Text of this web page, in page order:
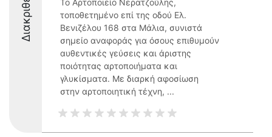
Το Αρτοποιείο Νερατζούλης,
τοποθετημένο επί της οδού Ελ.
Βενιζέλου 168 στα Μάλια, συνιστά
σημείο αναφοράς για όσους επιθυμούν
αυθεντικές γεύσεις και άριστης
ποιότητας αρτοποιήματα και
γλυκίσματα. Με διαρκή αφοσίωση
στην αρτοποιητική τέχνη, ...